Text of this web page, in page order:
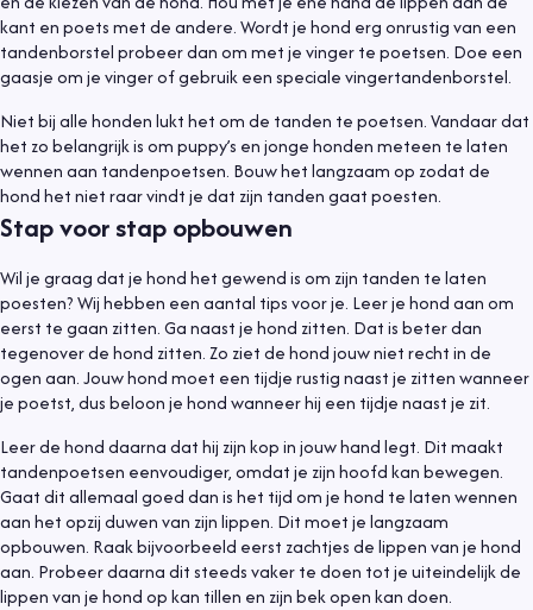
kant en poets met de andere. Wordt je hond erg onrustig van een
tandenborstel probeer dan om met je vinger te poetsen. Doe een
gaasje om je vinger of gebruik een speciale vingertandenborstel.
Niet bij alle honden lukt het om de tanden te poetsen. Vandaar dat
het zo belangrijk is om puppy’s en jonge honden meteen te laten
wennen aan tandenpoetsen. Bouw het langzaam op zodat de
hond het niet raar vindt je dat zijn tanden gaat poesten.
Stap voor stap opbouwen
Wil je graag dat je hond het gewend is om zijn tanden te laten
poesten? Wij hebben een aantal tips voor je. Leer je hond aan om
eerst te gaan zitten. Ga naast je hond zitten. Dat is beter dan
tegenover de hond zitten. Zo ziet de hond jouw niet recht in de
ogen aan. Jouw hond moet een tijdje rustig naast je zitten wanneer
je poetst, dus beloon je hond wanneer hij een tijdje naast je zit.
Leer de hond daarna dat hij zijn kop in jouw hand legt. Dit maakt
tandenpoetsen eenvoudiger, omdat je zijn hoofd kan bewegen.
Gaat dit allemaal goed dan is het tijd om je hond te laten wennen
aan het opzij duwen van zijn lippen. Dit moet je langzaam
opbouwen. Raak bijvoorbeeld eerst zachtjes de lippen van je hond
aan. Probeer daarna dit steeds vaker te doen tot je uiteindelijk de
lippen van je hond op kan tillen en zijn bek open kan doen.